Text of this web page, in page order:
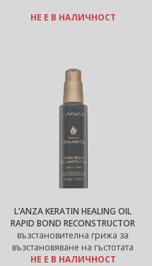
НЕ Е В НАЛИЧНОСТ
L’ANZA KERATIN HEALING OIL
RAPID BOND RECONSTRUCTOR
възстановителна грижа за
възстановяване на гъстотата
НЕ Е В НАЛИЧНОСТ